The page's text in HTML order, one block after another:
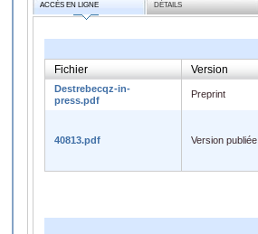
ACCÈS EN LIGNE DÉTAILS
Fichier Version
Destrebecqz-in-
press.pdf
Preprint
40813.pdf
Version publiée